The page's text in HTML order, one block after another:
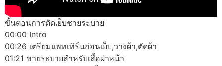
ขั้นตอนการตัดเย็บชายระบาย
00:00 Intro
00:26 เตรียมแพทเทิร์นก่อนเย็บ,วางผ้า,ตัดผ้า
01:21 ชายระบายสำหรับเสื้อผ่าหน้า